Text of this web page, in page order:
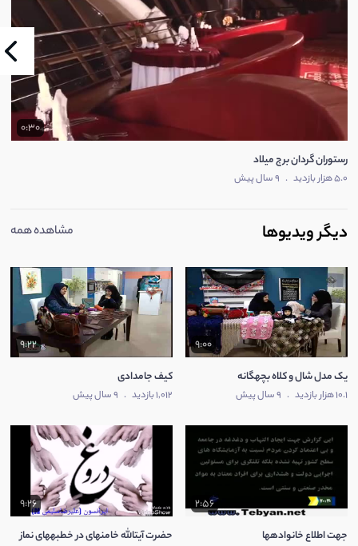
0:30
رستوران گردان برج میلاد
5.0 هزار بازدید . 9 سال پیش
دیگر ویدیوها مشاهده همه
9:00
یک مدل شال و کلاه بچهگانه
10.1 هزار بازدید . 9 سال پیش
9:22
کیف جامدادی
1,012 بازدید . 9 سال پیش
2:56
جهت اطلاع خانوادهها
9:26
حضرت آیتالله خامنهای در خطبههای نماز